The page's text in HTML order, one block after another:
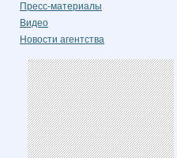
Пресс-материалы
Видео
Новости агентства